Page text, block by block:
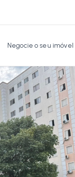
Negocie o seu imóvel